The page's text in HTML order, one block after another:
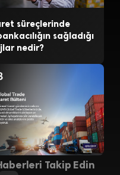
süreçlerinde
sağladığı
nedir?
Takip Edin